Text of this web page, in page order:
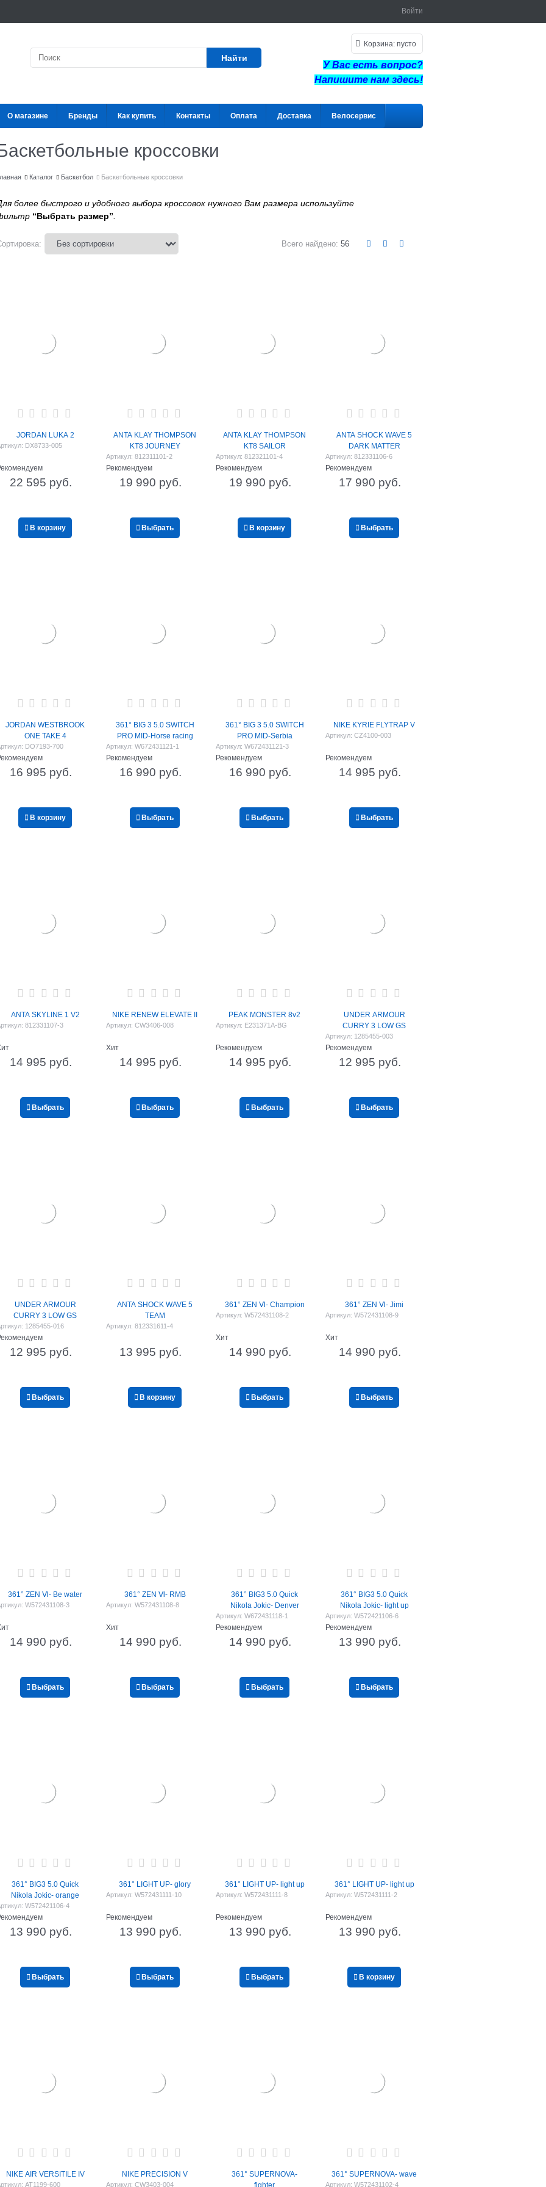
Войти
Найти
Корзина: пусто
У Вас есть вопрос?
Напишите нам здесь!
О магазине Бренды Как купить Контакты Оплата Доставка Велосервис
кроссовки
Каталог Баскетбол Баскетбольные кроссовки
более быстрого и удобного выбора кроссовок нужного Вам размера используйте
“Выбрать размер”
Всего найдено: 56
JORDAN LUKA 2
DX8733-005
22 595 руб.
В корзину
ANTA KLAY THOMPSON
KT8 JOURNEY
Артикул: 812311101-2
Рекомендуем
19 990 руб.
Выбрать
ANTA KLAY THOMPSON
KT8 SAILOR
Артикул: 812321101-4
Рекомендуем
19 990 руб.
В корзину
ANTA SHOCK WAVE 5
DARK MATTER
Артикул: 812331106-6
Рекомендуем
17 990 руб.
Выбрать
JORDAN WESTBROOK
ONE TAKE 4
DO7193-700
16 995 руб.
В корзину
361° BIG 3 5.0 SWITCH
PRO MID-Horse racing
Артикул: W672431121-1
Рекомендуем
16 990 руб.
Выбрать
361° BIG 3 5.0 SWITCH
PRO MID-Serbia
Артикул: W672431121-3
Рекомендуем
16 990 руб.
Выбрать
NIKE KYRIE FLYTRAP V
Артикул: CZ4100-003
Рекомендуем
14 995 руб.
Выбрать
ANTA SKYLINE 1 V2
812331107-3
14 995 руб.
Выбрать
NIKE RENEW ELEVATE II
Артикул: CW3406-008
Хит
14 995 руб.
Выбрать
PEAK MONSTER 8v2
Артикул: E231371A-BG
Рекомендуем
14 995 руб.
Выбрать
UNDER ARMOUR
CURRY 3 LOW GS
Артикул: 1285455-003
Рекомендуем
12 995 руб.
Выбрать
UNDER ARMOUR
CURRY 3 LOW GS
1285455-016
12 995 руб.
Выбрать
ANTA SHOCK WAVE 5
TEAM
Артикул: 812331611-4
13 995 руб.
В корзину
361° ZEN Ⅵ- Champion
Артикул: W572431108-2
Хит
14 990 руб.
Выбрать
361° ZEN Ⅵ- Jimi
Артикул: W572431108-9
Хит
14 990 руб.
Выбрать
361° ZEN Ⅵ- Be water
W572431108-3
14 990 руб.
Выбрать
361° ZEN Ⅵ- RMB
Артикул: W572431108-8
Хит
14 990 руб.
Выбрать
361° BIG3 5.0 Quick
Nikola Jokic- Denver
Артикул: W672431118-1
Рекомендуем
14 990 руб.
Выбрать
361° BIG3 5.0 Quick
Nikola Jokic- light up
Артикул: W572421106-6
Рекомендуем
13 990 руб.
Выбрать
361° BIG3 5.0 Quick
Nikola Jokic- orange
W572421106-4
13 990 руб.
Выбрать
361° LIGHT UP- glory
Артикул: W572431111-10
Рекомендуем
13 990 руб.
Выбрать
361° LIGHT UP- light up
Артикул: W572431111-8
Рекомендуем
13 990 руб.
Выбрать
361° LIGHT UP- light up
Артикул: W572431111-2
Рекомендуем
13 990 руб.
В корзину
NIKE AIR VERSITILE IV
AT1199-600
NIKE PRECISION V
Артикул: CW3403-004
361° SUPERNOVA-
fighter
361° SUPERNOVA- wave
Артикул: W572431102-4